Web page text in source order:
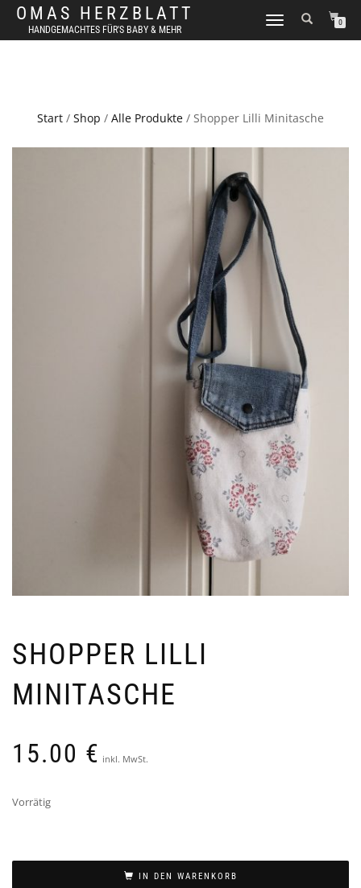
OMAS HERZBLATT
HANDGEMACHTES FÜR'S BABY & MEHR
NAVIGATION
0
Start / Shop / Alle Produkte / Shopper Lilli Minitasche
SHOPPER LILLI
MINITASCHE
15.00 € inkl. MwSt.
Vorrätig
IN DEN WARENKORB